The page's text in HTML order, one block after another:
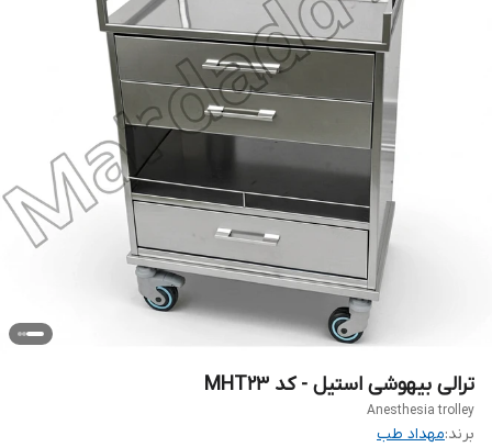
ترالی بیهوشی استیل - کد MHT23
Anesthesia trolley
برند:مهداد طب